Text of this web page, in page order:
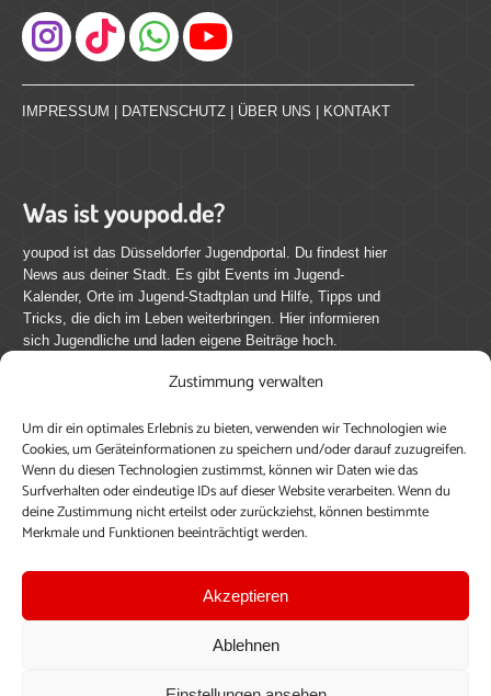
Zustimmung verwalten
Um dir ein optimales Erlebnis zu bieten, verwenden wir Technologien wie
Cookies, um Geräteinformationen zu speichern und/oder darauf zuzugreifen.
Wenn du diesen Technologien zustimmst, können wir Daten wie das
Surfverhalten oder eindeutige IDs auf dieser Website verarbeiten. Wenn du
deine Zustimmung nicht erteilst oder zurückziehst, können bestimmte
Merkmale und Funktionen beeinträchtigt werden.
Akzeptieren
Ablehnen
Instagram
IMPRESSUM | DATENSCHUTZ | ÜBER UNS | KONTAKT
Was ist youpod.de?
youpod ist das Düsseldorfer Jugendportal. Du findest hier
News aus deiner Stadt. Es gibt Events im Jugend-
Kalender, Orte im Jugend-Stadtplan und Hilfe, Tipps und
Tricks, die dich im Leben weiterbringen. Hier informieren
sich Jugendliche und laden eigene Beiträge hoch.
youpod.de lebt von Menschen wie dir. Sammel
journalistische Erfahrung, teile deine Perspektive und
veröffentliche deine Beiträge auf youpod.de.Du musst
dich anmelden, um alle Funktionen nutzen zu können, ein
Profil anzulegen, eigene Beiträge hochzuladen und zu
Einloggen